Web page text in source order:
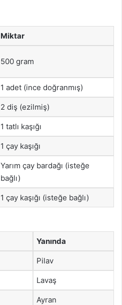
Miktar
500 gram
1 adet (ince doğranmış)
2 diş (ezilmiş)
1 tatlı kaşığı
1 çay kaşığı
Yarım çay bardağı (isteğe
bağlı)
1 çay kaşığı (isteğe bağlı)
Yanında
Pilav
Lavaş
Ayran